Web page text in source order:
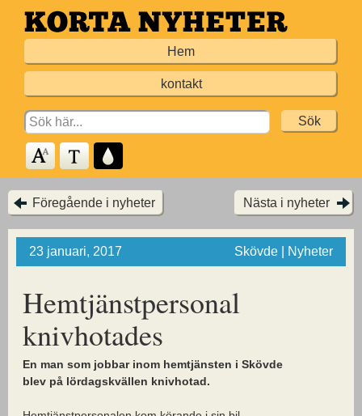
Hoppa
till
Hem
kontakt
Search
for:
Föregående i nyheter Nästa i nyheter
23 januari, 2017 Skövde | Nyheter
Hemtjänstpersonal
knivhotades
En man som jobbar inom hemtjänsten i Skövde
blev på lördagskvällen knivhotad.